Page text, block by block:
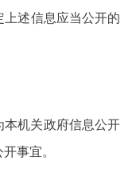
述信息应当公开的
机关政府信息公开
事宜。